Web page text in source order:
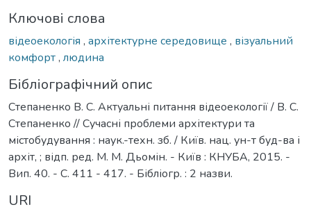
Ключові слова
відеоекологія , архітектурне середовище , візуальний
комфорт, людина
Бібліографічний опис
Степаненко В. С. Актуальні питання відеоекології / В. С.
Степаненко // Сучасні проблеми архітектури та
містобудування : наук.-техн. зб. / Київ. нац. ун-т буд-ва і
архіт, ; відп. ред. М. М. Дьомін. - Київ : КНУБА, 2015. -
Вип. 40. - С. 411 - 417. - Бібліогр. : 2 назви.
URI